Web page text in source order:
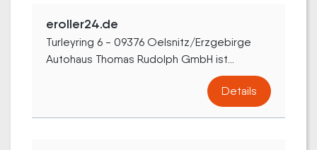
eroller24.de
Turleyring 6 - 09376 Oelsnitz/Erzgebirge
Autohaus Thomas Rudolph GmbH ist...
Details